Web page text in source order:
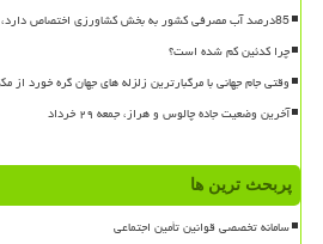
85درصد آب مصرفی کشور به بخش کشاورزی اختصاص دارد، آن هم با قیمت خیلی پایین
چرا کدئین کم شده است؟
وقتی جام جهانی با مرگبارترین زلزله های جهان گره خورد از
آخرین وضعیت جاده چالوس و هراز، جمعه ۲۹ خرداد
پربحث ترین ها
سامانه تخصصی قوانین تأمین اجتماعی